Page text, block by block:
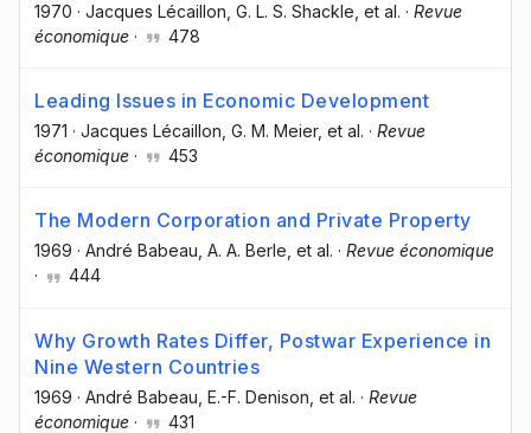
1970 · Jacques Lécaillon , G. L. S. Shackle , et al. · Revue
économique · 478
Leading Issues in Economic Development
1971 · Jacques Lécaillon , G. M. Meier, et al. · Revue
économique · 453
The Modern Corporation and Private Property
1969 · André Babeau, A. A. Berle, et al. · Revue économique
·
444
Why Growth Rates Differ, Postwar Experience in
Nine Western Countries
1969 · André Babeau , E.-F. Denison , et al. · Revue
économique · 431